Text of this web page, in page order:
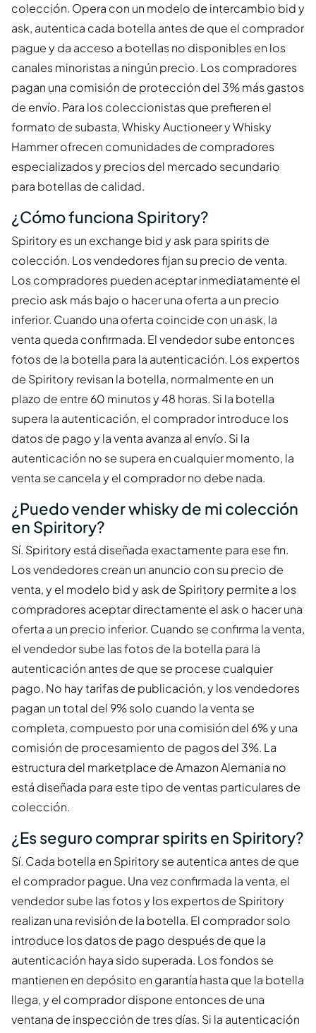
colección. Opera con un modelo de intercambio bid y
ask, autentica cada botella antes de que el comprador
pague y da acceso a botellas no disponibles en los
canales minoristas a ningún precio. Los compradores
pagan una comisión de protección del 3% más gastos
de envío. Para los coleccionistas que prefieren el
formato de subasta, Whisky Auctioneer y Whisky
Hammer ofrecen comunidades de compradores
especializados y precios del mercado secundario
para botellas de calidad.
¿Cómo funciona Spiritory?
Spiritory es un exchange bid y ask para spirits de
colección. Los vendedores fijan su precio de venta.
Los compradores pueden aceptar inmediatamente el
precio ask más bajo o hacer una oferta a un precio
inferior. Cuando una oferta coincide con un ask, la
venta queda confirmada. El vendedor sube entonces
fotos de la botella para la autenticación. Los expertos
de Spiritory revisan la botella, normalmente en un
plazo de entre 60 minutos y 48 horas. Si la botella
supera la autenticación, el comprador introduce los
datos de pago y la venta avanza al envío. Si la
autenticación no se supera en cualquier momento, la
venta se cancela y el comprador no debe nada.
¿Puedo vender whisky de mi colección
en Spiritory?
Sí. Spiritory está diseñada exactamente para ese fin.
Los vendedores crean un anuncio con su precio de
venta, y el modelo bid y ask de Spiritory permite a los
compradores aceptar directamente el ask o hacer una
oferta a un precio inferior. Cuando se confirma la venta,
el vendedor sube las fotos de la botella para la
autenticación antes de que se procese cualquier
pago. No hay tarifas de publicación, y los vendedores
pagan un total del 9% solo cuando la venta se
completa, compuesto por una comisión del 6% y una
comisión de procesamiento de pagos del 3%. La
estructura del marketplace de Amazon Alemania no
está diseñada para este tipo de ventas particulares de
colección.
¿Es seguro comprar spirits en Spiritory?
Sí. Cada botella en Spiritory se autentica antes de que
el comprador pague. Una vez confirmada la venta, el
vendedor sube las fotos y los expertos de Spiritory
realizan una revisión de la botella. El comprador solo
introduce los datos de pago después de que la
autenticación haya sido superada. Los fondos se
mantienen en depósito en garantía hasta que la botella
llega, y el comprador dispone entonces de una
ventana de inspección de tres días. Si la autenticación